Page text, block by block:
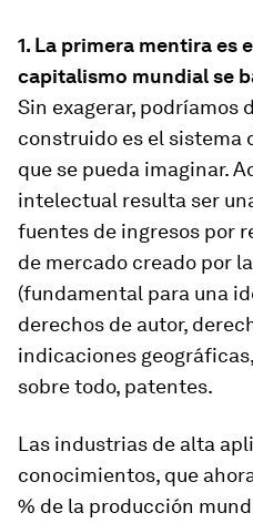
1. La primera mentira es
capitalismo mundial se
Sin exagerar, podríamos
construido es el sistema
que se pueda imaginar.
intelectual resulta ser
fuentes de ingresos por
de mercado creado por
(fundamental para una
derechos de autor,
indicaciones
sobre todo, patentes.
Las industrias de alta
conocimientos, que
% de la producción